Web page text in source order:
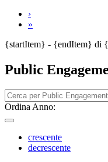
›
»
{startItem} - {endItem} di
Public
Ordina Anno:
crescente
decrescente